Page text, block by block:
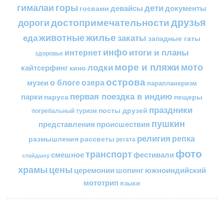
гималаи горы госвами девайсы детидокументы
дорогидостопримечательностидрузья
едаживотныежильезакаты западные гаты
здоровье интернетинфоитоги и планы
кайтсерфинг кино лодкиморе и пляжимото
музеи о блогеозераострова парапланеризм
парки паруса первая поездка в индию пещеры
погребальный туризм посты друзей праздники
представления происшествия пушкин
размышления рассветы регата религия репка
слайдшоу смешноетранспортфестивали фото
храмы цены церемонии шопингюжноиндийский
мототрип языки